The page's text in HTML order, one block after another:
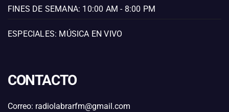
FINES DE SEMANA: 10:00 AM - 8:00 PM
ESPECIALES: MÚSICA EN VIVO
CONTACTO
Correo: radiolabrarfm@gmail.com